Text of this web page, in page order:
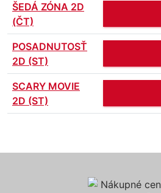
ŠEDÁ ZÓNA 2D
(ČT)
POSADNUTOSŤ
2D (ST)
SCARY MOVIE
2D (ST)